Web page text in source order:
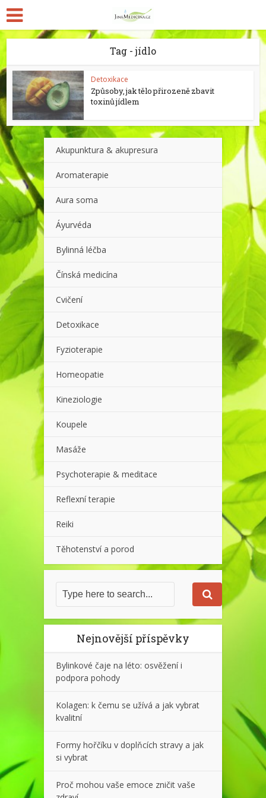
Tag - jídlo
Detoxikace
Způsoby, jak tělo přirozeně zbavit
toxinů jídlem
Akupunktura & akupresura
Aromaterapie
Aura soma
Áyurvéda
Bylinná léčba
Čínská medicína
Cvičení
Detoxikace
Fyzioterapie
Homeopatie
Kineziologie
Koupele
Masáže
Psychoterapie & meditace
Reflexní terapie
Reiki
Těhotenství a porod
Nejnovější příspěvky
Bylinkové čaje na léto: osvěžení i
podpora pohody
Kolagen: k čemu se užívá a jak vybrat
kvalitní
Formy hořčíku v doplňcích stravy a jak
si vybrat
Proč mohou vaše emoce zničit vaše